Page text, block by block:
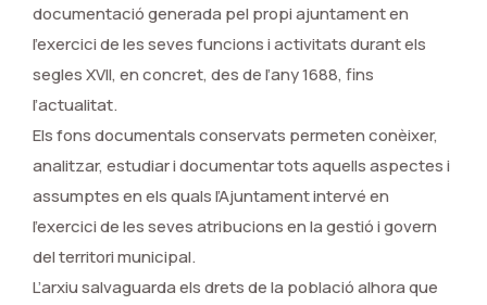
documentació generada pel propi ajuntament en
l’exercici de les seves funcions i activitats durant els
segles XVII, en concret, des de l’any 1688, fins
l’actualitat.
Els fons documentals conservats permeten conèixer,
analitzar, estudiar i documentar tots aquells aspectes i
assumptes en els quals l’Ajuntament intervé en
l’exercici de les seves atribucions en la gestió i govern
del territori municipal.
L’arxiu salvaguarda els drets de la població alhora que